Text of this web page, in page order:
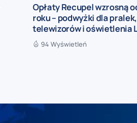
Opłaty Recupel wzrosną
roku – podwyżki dla pralek,
telewizorów i oświetlenia
94 Wyświetleń